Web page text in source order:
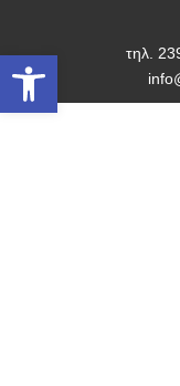
τηλ.
Ανοίξτε